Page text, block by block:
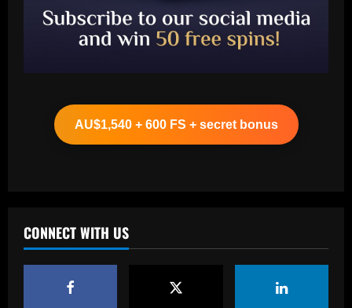
AU$1,540 + 600 FS + secret bonus
CONNECT WITH US
2
biggest underperformers this season
3
onto Man Utd outcast Antony
12/09/2025